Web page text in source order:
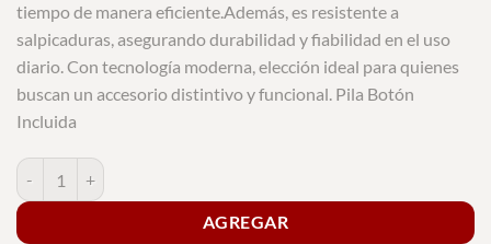
tiempo de manera eficiente.Además, es resistente a
salpicaduras, asegurando durabilidad y fiabilidad en el uso
diario. Con tecnología moderna, elección ideal para quienes
buscan un accesorio distintivo y funcional. Pila Botón
Incluida
Reloj Busnor cantidad
AGREGAR